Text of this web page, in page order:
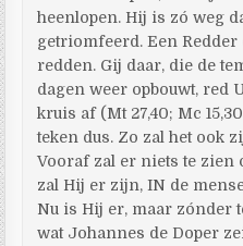
heenlopen. Hij is zó weg
getriomfeerd. Een
redden. Gij daar, die de
dagen weer opbouwt, red
kruis af (Mt 27,40; Mc
teken dus. Zo zal het ook
Vooraf zal er niets te zien
zal Hij er zijn, IN de
Nu is Hij er, maar zónder
wat Johannes de Doper